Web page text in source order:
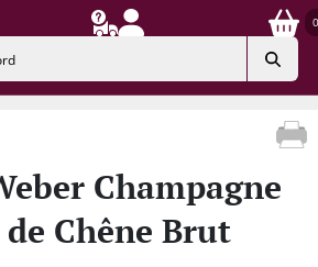
0
Champagne
Chêne Brut